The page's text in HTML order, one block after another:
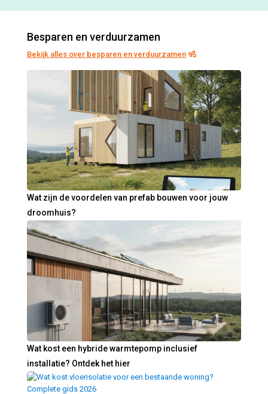
Besparen en verduurzamen
Bekijk alles over besparen en verduurzamen
Wat zijn de voordelen van prefab bouwen voor jouw
droomhuis?
Wat kost een hybride warmtepomp inclusief
installatie? Ontdek het hier